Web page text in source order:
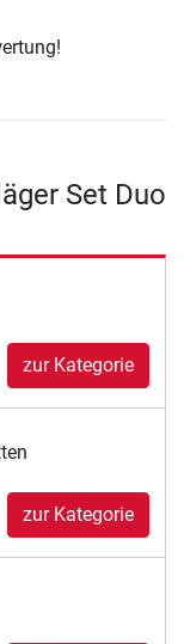
Set Duo
zur Kategorie
zur Kategorie